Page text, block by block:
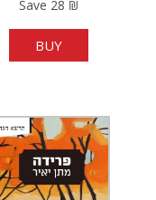
Save 28 ₪
BUY